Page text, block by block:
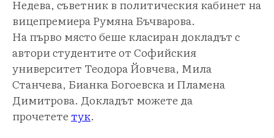
Недева, съветник в политическия кабинет на
вицепремиера Румяна Бъчварова.
На първо място беше класиран докладът с
автори студентите от Софийския
университет Теодора Йовчева, Мила
Станчева, Бианка Богоевска и Пламена
Димитрова. Докладът можете да
прочетете тук.